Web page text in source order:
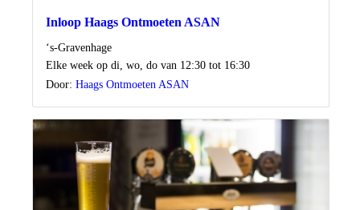
Inloop Haags Ontmoeten ASAN
Locatie
‘s-Gravenhage
Wanneer
Elke week op di, wo, do van 12:30 tot 16:30
Door: Haags Ontmoeten ASAN